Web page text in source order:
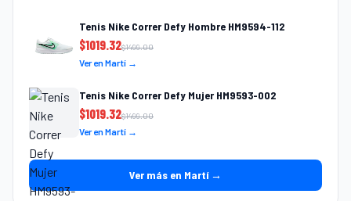
Tenis Nike Correr Defy Hombre HM9594-112
$1019.32$1499.00
Ver en Martí →
Tenis Nike Correr Defy Mujer HM9593-002
$1019.32$1499.00
Ver en Martí →
Ver más en Martí →